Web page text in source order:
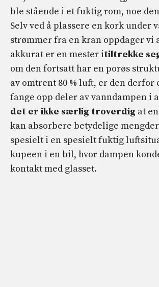
ble stående i et fuktig rom, noe
Selv ved å plassere en kork under
strømmer fra en kran oppdager vi
akkurat er en mester itiltrekke
om den fortsatt har en porøs
av omtrent 80 % luft, er den derfor
fange opp deler av vanndampen i
det er ikke særlig troverdig at
kan absorbere betydelige
spesielt i en spesielt fuktig
kupeen i en bil, hvor dampen
kontakt med glasset.